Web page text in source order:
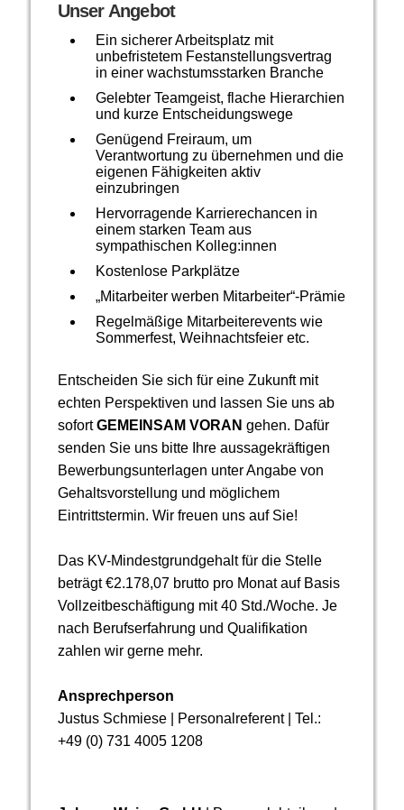
Unser Angebot
Ein sicherer Arbeitsplatz mit
unbefristetem Festanstellungsvertrag
in einer wachstumsstarken Branche
Gelebter Teamgeist, flache Hierarchien
und kurze Entscheidungswege
Genügend Freiraum, um
Verantwortung zu übernehmen und die
eigenen Fähigkeiten aktiv
einzubringen
Hervorragende Karrierechancen in
einem starken Team aus
sympathischen Kolleg:innen
Kostenlose Parkplätze
„Mitarbeiter werben Mitarbeiter“-Prämie
Regelmäßige Mitarbeiterevents wie
Sommerfest, Weihnachtsfeier etc.
Entscheiden Sie sich für eine Zukunft mit
echten Perspektiven und lassen Sie uns ab
sofortGEMEINSAM VORAN gehen. Dafür
senden Sie uns bitte Ihre aussagekräftigen
Bewerbungsunterlagen unter Angabe von
Gehalts­vor­stellung und möglichem
Eintrittstermin. Wir freuen uns auf Sie!
Das KV-Mindestgrundgehalt für die Stelle
beträgt €2.178,07 brutto pro Monat auf Basis
Vollzeitbeschäftigung mit 40 Std./Woche. Je
nach Berufserfahrung und Qualifikation
zahlen wir gerne mehr.
Ansprechperson
Justus Schmiese | Personalreferent | Tel.:
+49 (0) 731 4005 1208